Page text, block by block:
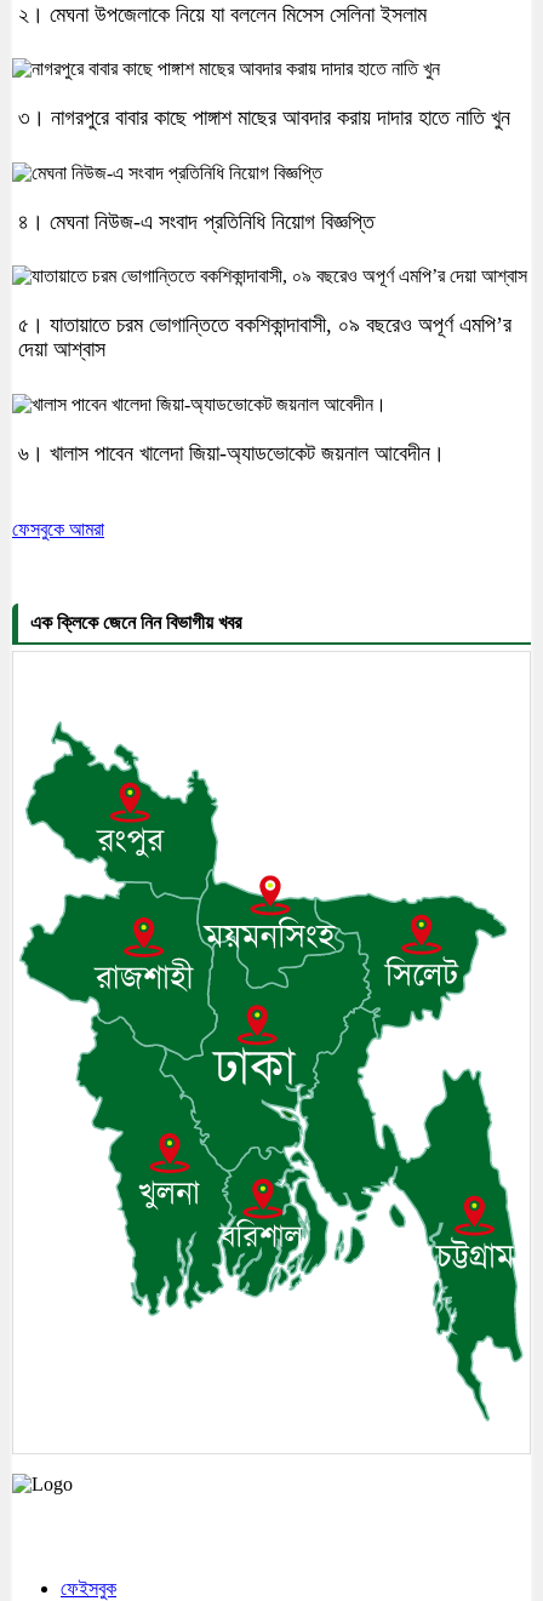
২। মেঘনা উপজেলাকে নিয়ে যা বললেন মিসেস সেলিনা ইসলাম
৩। নাগরপুরে বাবার কাছে পাঙ্গাশ মাছের আবদার করায় দাদার হাতে নাতি খুন
৪। মেঘনা নিউজ-এ সংবাদ প্রতিনিধি নিয়োগ বিজ্ঞপ্তি
৫। যাতায়াতে চরম ভোগান্তিতে বকশিকান্দাবাসী, ০৯ বছরেও অপূর্ণ এমপি’র
দেয়া আশ্বাস
৬। খালাস পাবেন খালেদা জিয়া-অ্যাডভোকেট জয়নাল আবেদীন।
ফেসবুকে আমরা
এক ক্লিকে জেনে নিন বিভাগীয় খবর
ফেইসবুক